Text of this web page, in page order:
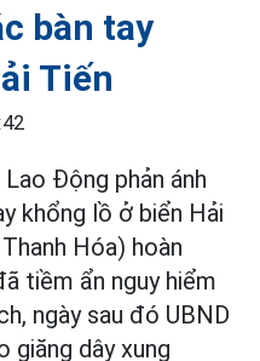
bàn tay
Tiến
Lao Động phản ánh
khổng lồ ở biển Hải
Hóa) hoàn
tiềm ẩn nguy hiểm
ngày sau đó UBND
giăng dây xung